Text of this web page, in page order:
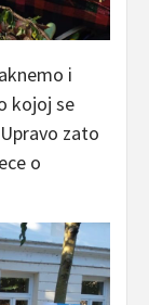
i
kojoj se
zato
o